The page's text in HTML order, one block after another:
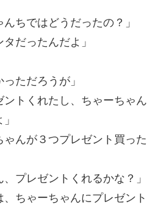
んちではどうだったの？」
だったんだよ」
ただろうが」
ントくれたし、ちゃーちゃん
ゃんが３つプレゼント買った
、プレゼントくれるかな？」
、ちゃーちゃんにプレゼント